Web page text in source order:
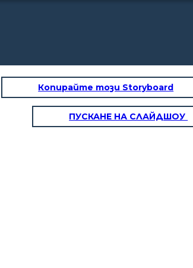
Копирайте този Storyboard
ПУСКАНЕ НА СЛАЙДШОУ